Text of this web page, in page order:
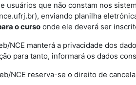
usuários que não constam nos
enviando planilha
o curso onde ele deverá ser
NCE manterá a privacidade dos
para tanto, informará os dados
NCE reserva-se o direito de